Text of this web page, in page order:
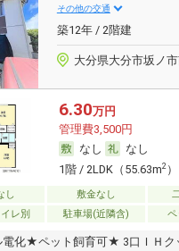
その他の交通
築12年 / 2階建
大分県大分市坂ノ
6.30万円
管理費3,500円
なし
なし
1階 / 2LDK（55.63m2）
し 敷金なし
レ別
駐車場(近隣含) ペ
化★ペット飼育可★ 3口ＩＨク